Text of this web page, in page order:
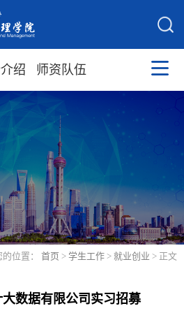
绍 师资队伍
的位置： 首页 > 学生工作 > 就业创业 > 正文
数据有限公司实习招募